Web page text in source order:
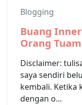
Blogging
Buang
Orang
Disclaimer:
saya sendiri
kembali. Ketika
dengan o...